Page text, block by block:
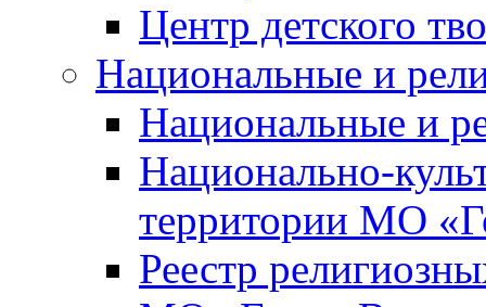
Центр детского
Национальные и
Национальные и
Национально-
территории МО
Реестр